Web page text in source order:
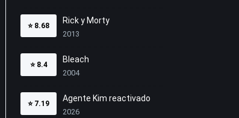
⭐ 8.68
Rick y Morty
2013
⭐ 8.4
Bleach
2004
⭐ 7.19
Agente Kim reactivado
2026